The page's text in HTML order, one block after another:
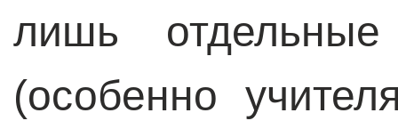
лишь
(особенно